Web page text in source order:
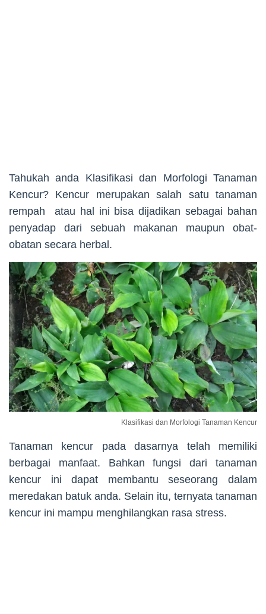
Tahukah anda Klasifikasi dan Morfologi Tanaman
Kencur? Kencur merupakan salah satu tanaman
rempah atau hal ini bisa dijadikan sebagai bahan
penyadap dari sebuah makanan maupun obat-
obatan secara herbal.
Klasifikasi dan Morfologi Tanaman Kencur
Tanaman kencur pada dasarnya telah memiliki
berbagai manfaat. Bahkan fungsi dari tanaman
kencur ini dapat membantu seseorang dalam
meredakan batuk anda. Selain itu, ternyata tanaman
kencur ini mampu menghilangkan rasa stress.